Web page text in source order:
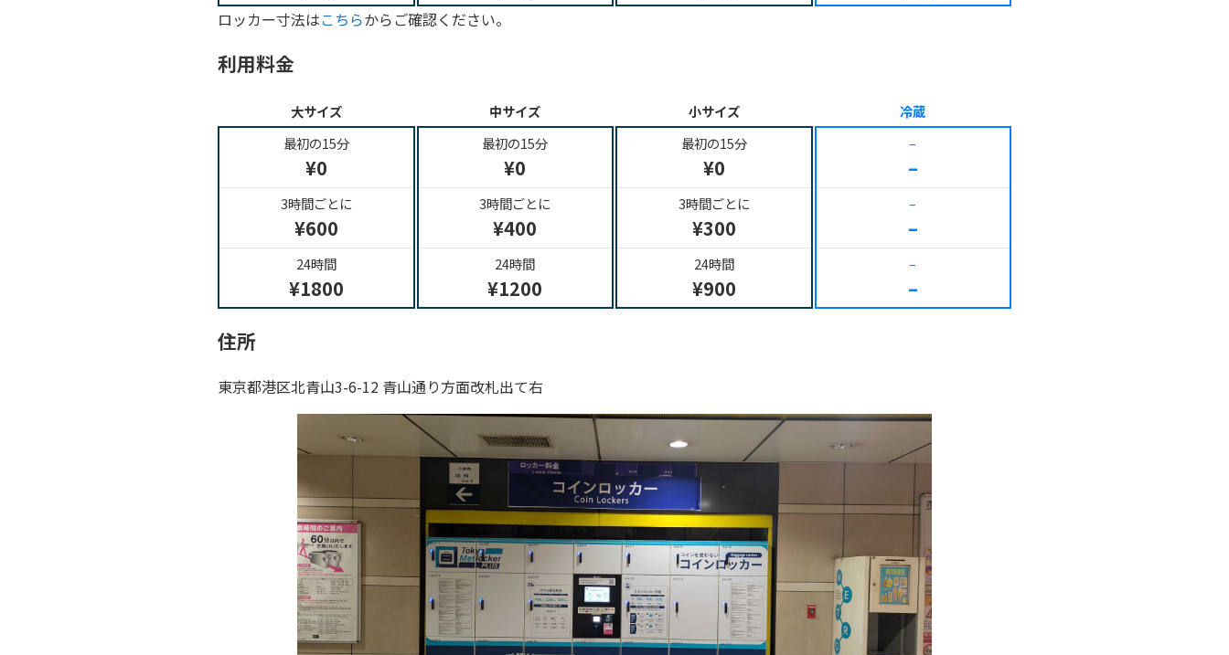
ロッカー寸法はこちらからご確認ください。
利用料金
大サイズ 中サイズ 小サイズ
冷蔵
最初の15分
¥0
3時間ごとに
¥600
24時間
¥1800
最初の15分
¥0
3時間ごとに
¥400
24時間
¥1200
最初の15分
¥0
3時間ごとに
¥300
24時間
¥900
–
–
–
–
–
–
住所
東京都港区北青山3-6-12 青山通り方面改札出て右